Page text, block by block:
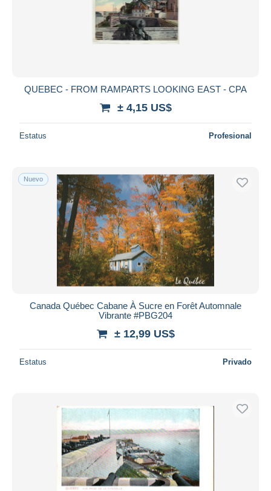
QUEBEC - FROM RAMPARTS LOOKING EAST - CPA
± 4,15 US$
Estatus Profesional
Nuevo
Canada Québec Cabane À Sucre en Forêt Automnale
Vibrante #PBG204
± 12,99 US$
Estatus Privado